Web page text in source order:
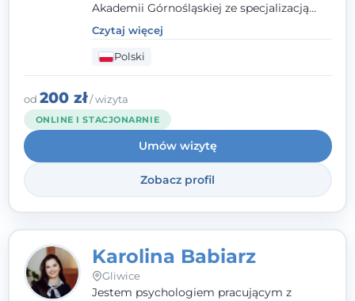
Akademii Górnośląskiej ze specjalizacją
kliniczną. Oferuję konsultacje
psychologiczne i pierwszą pomoc
psychologiczną w kryzysie, przewlekłym
stresie czy obniżonym nastroju. Każde
spotkanie traktuję z szacunkiem,
uważnością i w atmosferze zaufania.
Czytaj więcej
Polski
od 200 zł/ wizyta
ONLINE I STACJONARNIE
Umów wizytę
Zobacz profil
Karolina Babiarz
Gliwice
Jestem psychologiem pracującym z